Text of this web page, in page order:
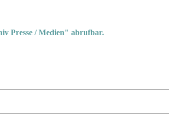
Presse / Medien" abrufbar.